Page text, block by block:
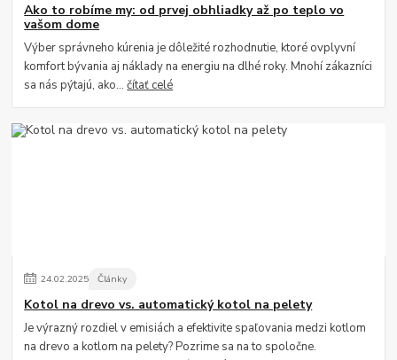
Ako to robíme my: od prvej obhliadky až po teplo vo
vašom dome
Výber správneho kúrenia je dôležité rozhodnutie, ktoré ovplyvní
komfort bývania aj náklady na energiu na dlhé roky. Mnohí zákazníci
sa nás pýtajú, ako...čítať celé
24.02.2025 Články
Kotol na drevo vs. automatický kotol na pelety
Je výrazný rozdiel v emisiách a efektivite spaľovania medzi kotlom
na drevo a kotlom na pelety? Pozrime sa na to spoločne.